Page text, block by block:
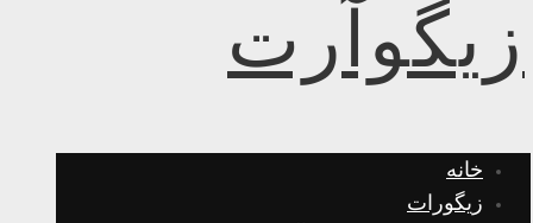
خانه
زیگورات